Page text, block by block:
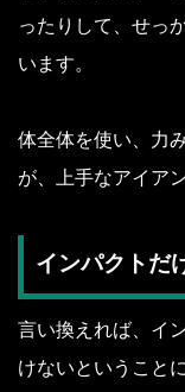
ったりして、せっ
います。
体全体を使い、力
が、上手なアイア
インパクトだ
言い換えれば、イ
けないということ